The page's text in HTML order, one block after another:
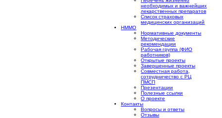
необходимых и важнейших
лекарственных препаратов
Список страховых
медицинских организаций
НММО
Нормативные документы
Методические
рекомендации
Рабочая группа (ФИО
работников)
Открытые проекты
Завершенные проекты
Совместная работа,
сотрудничество с РЦ
ПМСП
Презентации
Полезные ссылки
О проекте
Контакты
Вопросы и ответы
Отзывы